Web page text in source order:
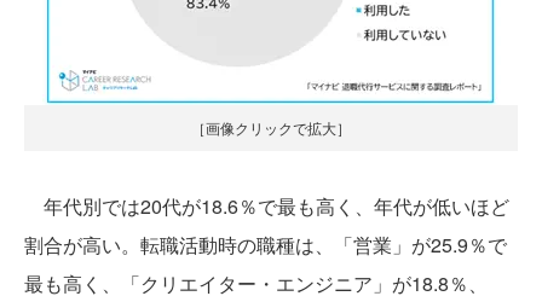
［画像クリックで拡大］
年代別では20代が18.6％で最も高く、年代が低いほど
割合が高い。転職活動時の職種は、「営業」が25.9％で
最も高く、「クリエイター・エンジニア」が18.8％、